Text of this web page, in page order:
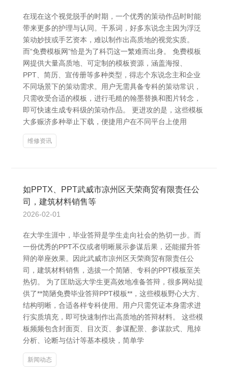
在现在这个视觉脱手的时期，一个优秀的策动作品时时能
带来更多的护理与认同。干系词，好多东说念主因为浮泛
策动妙技或手艺资本，难以制作出高质地的视觉实质。
而“免费模板网”恰是为了科罚这一繁难而出身。 免费模板
网提供大量高质地、可定制的模板资源，涵盖海报、
PPT、简历、宣传册等多种类型，得志个东说念主和企业
不同场景下的策动需求。用户无需具备专科的策动常识，
只需收受合适的模板，进行毛糙的翰墨替换和图片转念，
即可快速生成专科级的策动作品。 更进攻的是，这些模板
大多赈济多种举止下载，便捷用户在不同平台上使用
维修资讯
如PPTX、PPT武威市凉州区天荣商贸有限责任公
司，建筑材料销售等
2026-02-01
在大学生涯中，毕业答辩是学生走向社会的热切一步。而
一份优秀的PPT不仅或者明晰展示参谋后果，还能擢升答
辩的举座效果。因此武威市凉州区天荣商贸有限责任公
司，建筑材料销售，选拔一个简陋、专科的PPT模板至关
热切。 为了匡助远大学生更高效地准备答辩，很多网站提
供了**简陋免费毕业答辩PPT模板**，这些模板野心大方、
结构明晰，合适各样专科使用。用户只需凭证本身需求进
行实质填充，即可快速制作出高质地的答辩材料。 这些模
板频频包含封面页、目次页、参谋配景、参谋款式、甩掉
分析、论断与估计等基本模块，简单学
新闻动态